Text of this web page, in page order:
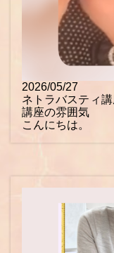
2026/05/27
ネトラバスティ
講座の雰囲気
こんにちは。